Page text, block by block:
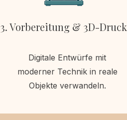
3. Vorbereitung & 3D-Druck
Digitale Entwürfe mit
moderner Technik in reale
Objekte verwandeln.